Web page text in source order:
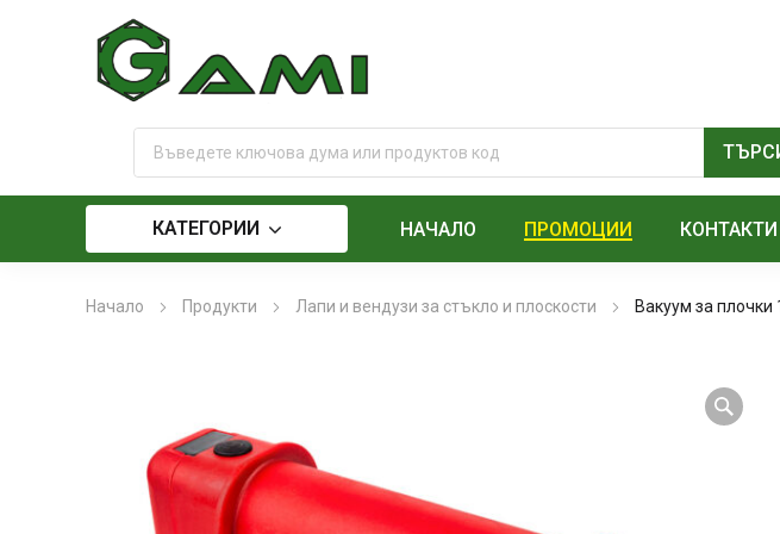
КАТЕГОРИИ НАЧАЛО ПРОМОЦИИ КОНТАКТИ
Начало Продукти Лапи и вендузи за стъкло и плоскости Вакуум за плочки